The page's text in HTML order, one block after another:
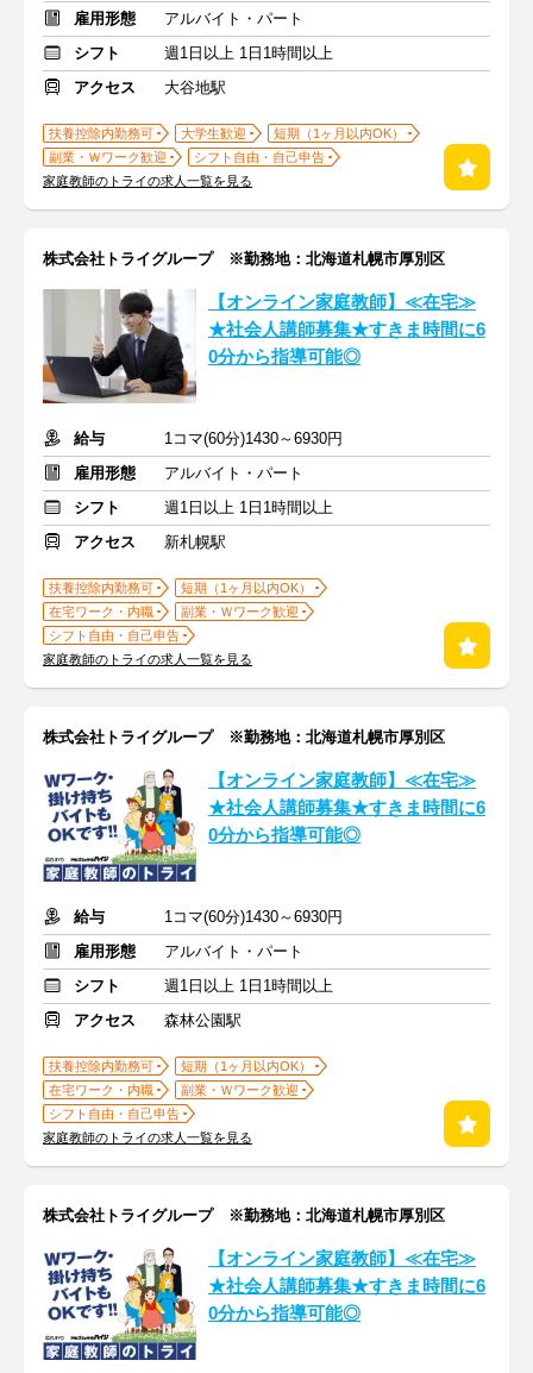
雇用形態
アルバイト・パート
シフト
週1日以上 1日1時間以上
アクセス
大谷地駅
扶養控除内勤務可 大学生歓迎
短期（1ヶ月以内OK）
副業・Ｗワーク歓迎
シフト自由・自己申告
家庭教師のトライの求人一覧を見る
株式会社トライグループ ※勤務地：北海道札幌市厚別区
【オンライン家庭教師】≪在宅≫
★社会人講師募集★すきま時間に6
0分から指導可能◎
給与
1コマ(60分)1430～6930円
雇用形態
アルバイト・パート
シフト
週1日以上 1日1時間以上
アクセス
新札幌駅
扶養控除内勤務可
短期（1ヶ月以内OK）
在宅ワーク・内職
副業・Ｗワーク歓迎
シフト自由・自己申告
家庭教師のトライの求人一覧を見る
株式会社トライグループ ※勤務地：北海道札幌市厚別区
【オンライン家庭教師】≪在宅≫
★社会人講師募集★すきま時間に6
0分から指導可能◎
給与
1コマ(60分)1430～6930円
雇用形態
アルバイト・パート
シフト
週1日以上 1日1時間以上
アクセス
森林公園駅
扶養控除内勤務可
短期（1ヶ月以内OK）
在宅ワーク・内職
副業・Ｗワーク歓迎
シフト自由・自己申告
家庭教師のトライの求人一覧を見る
株式会社トライグループ ※勤務地：北海道札幌市厚別区
【オンライン家庭教師】≪在宅≫
★社会人講師募集★すきま時間に6
0分から指導可能◎